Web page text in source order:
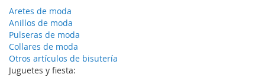
Aretes de moda
Anillos de moda
Pulseras de moda
Collares de moda
Otros artículos de bisutería
Juguetes y fiesta: